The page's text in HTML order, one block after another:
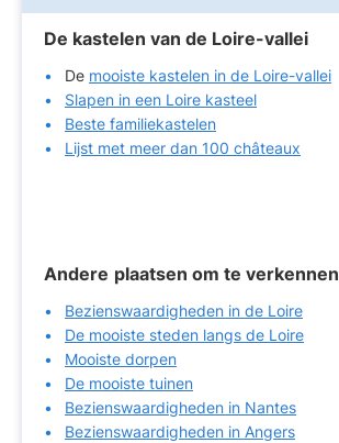
De kastelen van de Loire-vallei
De mooiste kastelen in de Loire-vallei
Slapen in een Loire kasteel
Beste familiekastelen
Lijst met meer dan 100 châteaux
Andere plaatsen om te verkennen
Bezienswaardigheden in de Loire
De mooiste steden langs de Loire
Mooiste dorpen
De mooiste tuinen
Bezienswaardigheden in Nantes
Bezienswaardigheden in Angers